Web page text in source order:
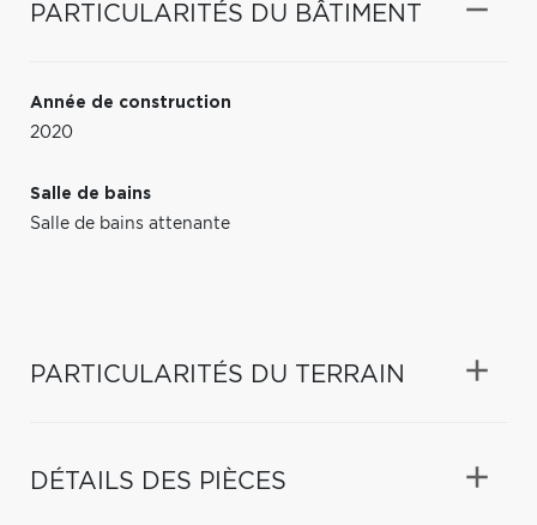
PARTICULARITÉS DU BÂTIMENT
Année de construction
2020
Salle de bains
Salle de bains attenante
PARTICULARITÉS DU TERRAIN
DÉTAILS DES PIÈCES